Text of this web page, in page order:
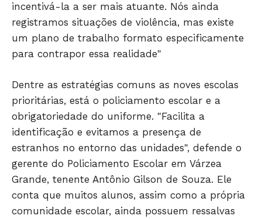
ECONOMIA
OPINIÃO
GERAL
SAÚDE
AGRONOTÍCIAS
ÚLTIMAS NOTÍCIAS
incentivá-la a ser mais atuante. Nós ainda
registramos situações de violência, mas existe
um plano de trabalho formato especificamente
para contrapor essa realidade"
Dentre as estratégias comuns as noves escolas
prioritárias, está o policiamento escolar e a
obrigatoriedade do uniforme. "Facilita a
identificação e evitamos a presença de
estranhos no entorno das unidades", defende o
gerente do Policiamento Escolar em Várzea
Grande, tenente Antônio Gilson de Souza. Ele
conta que muitos alunos, assim como a própria
comunidade escolar, ainda possuem ressalvas